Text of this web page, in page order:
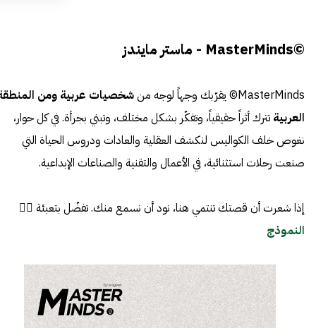
©MasterMinds - ماستر مايندز
MasterMinds© يقرّبك وجهاً لوجه من
شخصيات عربية ومن
العربية تترك أثراً حقيقياً، وتفكّر بشكل مختلف، وتبني بجرأة. في كل حوار،
نغوص خلف الكواليس لنكشف العقلية والعادات ودروس الحياة التي
صنعت رحلات استثنائية، في الأعمال والتقنية والصناعات الإبداعية.
إذا شعرت أن قصتك تنتمي هنا، نود أن نسمع منك. تفضّل بتعبئة 👈🏼
النموذج